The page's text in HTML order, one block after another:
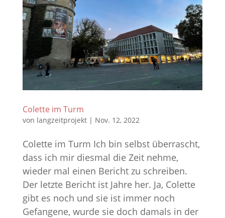
Colette im Turm
von langzeitprojekt| Nov. 12, 2022
Colette im Turm Ich bin selbst überrascht,
dass ich mir diesmal die Zeit nehme,
wieder mal einen Bericht zu schreiben.
Der letzte Bericht ist Jahre her. Ja, Colette
gibt es noch und sie ist immer noch
Gefangene, wurde sie doch damals in der